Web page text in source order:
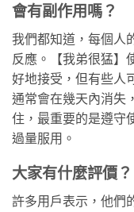
會有副作用嗎？
我們都知道，每個人
反應。【我弟很猛】
好地接受，但有些人
通常會在幾天內消失
住，最重要的是遵守
過量服用。
大家有什麼評價？
許多用戶表示，他們